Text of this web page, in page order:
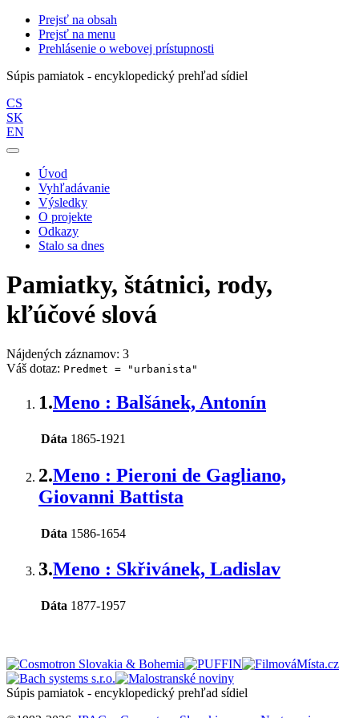
Prejsť na obsah
Prejsť na menu
Prehlásenie o webovej prístupnosti
Súpis pamiatok - encyklopedický prehľad sídiel
CS
SK
EN
Úvod
Vyhľadávanie
Výsledky
O projekte
Odkazy
Stalo sa dnes
Pamiatky, štátnici, rody,
kľúčové slová
Nájdených záznamov: 3
Váš dotaz: Predmet = "urbanista"
1.Meno : Balšánek, Antonín
Dáta 1865-1921
2.Meno : Pieroni de Gagliano,
Giovanni Battista
Dáta 1586-1654
3.Meno : Skřivánek, Ladislav
Dáta 1877-1957
Súpis pamiatok - encyklopedický prehľad sídiel